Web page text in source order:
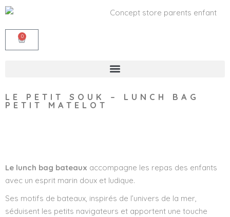
0
LE PETIT SOUK – LUNCH BAG
PETIT MATELOT
Le lunch bag bateaux accompagne les repas des enfants
avec un esprit marin doux et ludique.
Ses motifs de bateaux, inspirés de l’univers de la mer,
séduisent les petits navigateurs et apportent une touche